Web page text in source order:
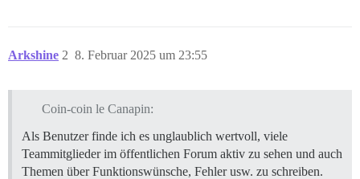
Arkshine 8. Februar 2025 um 23:55
2
Coin-coin le Canapin:
Als Benutzer finde ich es unglaublich wertvoll, viele
Teammitglieder im öffentlichen Forum aktiv zu sehen und auch
Themen über Funktionswünsche, Fehler usw. zu schreiben.